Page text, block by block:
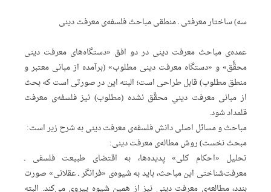
سه) ساختار معرفتی ـ منطقی مباحث فلسفه‌ی معرفت دینی
عمده‌ی مباحث معرفت دینی در دو افق «دستگاه‌های معرفت دینی
محقًّق» و «دستگاه معرفت دینی مطلوب» (برآمده از مبانی معتبر و
منطق مطلوب) قابل طراحی است؛ البته این در صورتی است که بحث
از مبانی معرفت دینیِ محقَّق نشده (مطلوب) نیز فلسفه‌ی معرفت
قلمداد شود.
مباحث و مسائل اصلی دانش فلسفه‌ی معرفت دینی به شرح زیر است:
مبحث نخست) روش مطاله‌ی معرفت دینی:
تحلیل «احکام کلی» پدیده‌ها، به اقتضای طبیعت فلسفی ـ
معرفت‌شناختی این مباحث، باید به شیوه‌ی «فرانگر ـ عقلانی» صورت
بندد، مطالعه‌ی معرفت دینی نیز از همین شیوه پیروی می‌کند. البته